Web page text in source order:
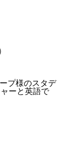
プ様のスタデ
ーと英語で